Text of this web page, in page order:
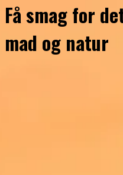
Få smag for
mad og natur